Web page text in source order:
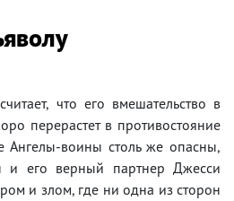
что его вмешательство в
перерастет в противостояние
Ангелы-воины столь же опасны,
его верный партнер Джесси
и злом, где ни одна из сторон